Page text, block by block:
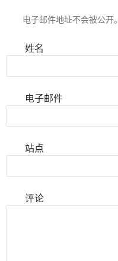
电子邮件地址不会被公开。
姓名
电子邮件
站点
评论